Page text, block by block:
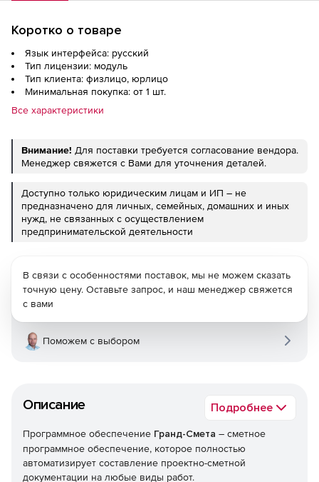
Коротко о товаре
Язык интерфейса: русский
Тип лицензии: модуль
Тип клиента: физлицо, юрлицо
Минимальная покупка: от 1 шт.
Все характеристики
Внимание! Для поставки требуется согласование вендора.
Менеджер свяжется с Вами для уточнения деталей.
Доступно только юридическим лицам и ИП – не
предназначено для личных, семейных, домашних и иных
нужд, не связанных с осуществлением
предпринимательской деятельности
Описание Подробнее
Программное обеспечение Гранд-Смета – сметное
программное обеспечение, которое полностью
автоматизирует составление проектно-сметной
документации на любые виды работ.
В связи с особенностями поставок, мы не можем сказать
точную цену. Оставьте запрос, и наш менеджер свяжется
с вами
Поможем с выбором